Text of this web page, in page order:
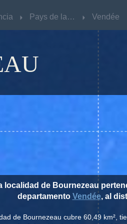
Pays de la Loire Vendée
localidad de Bournezeau
departamento Vendée, al
de Bournezeau cubre 60,49 km²,
Pays de la Loire Vendée